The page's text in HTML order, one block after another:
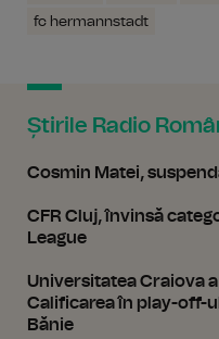
fc hermannstadt
Știrile Radio
Cosmin Matei,
CFR Cluj, învinsă
League
Universitatea Craiova
Calificarea în play-off-
Bănie